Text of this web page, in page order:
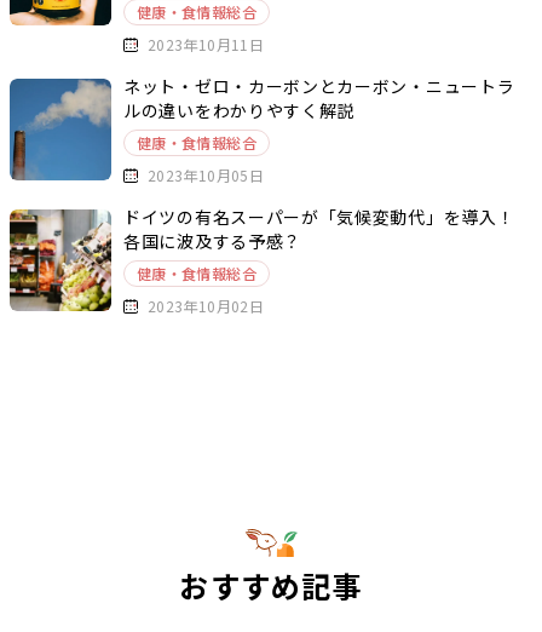
健康・食情報総合
2023年10月11日
ネット・ゼロ・カーボンとカーボン・ニュートラ
ルの違いをわかりやすく解説
健康・食情報総合
2023年10月05日
ドイツの有名スーパーが「気候変動代」を導入！
各国に波及する予感？
健康・食情報総合
2023年10月02日
おすすめ記事